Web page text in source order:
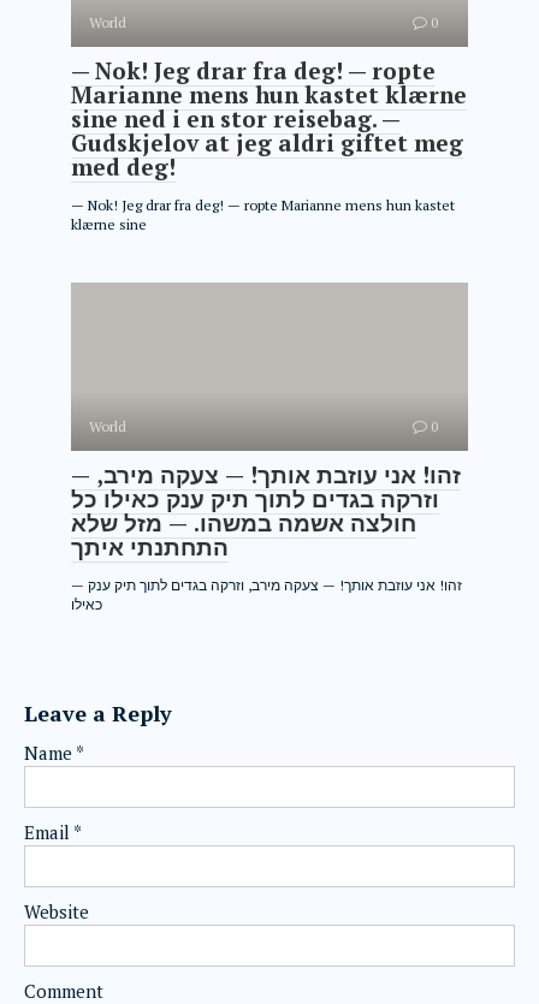
World 0
— Nok! Jeg drar fra deg! — ropte
Marianne mens hun kastet klærne
sine ned i en stor reisebag. —
Gudskjelov at jeg aldri giftet meg
med deg!
— Nok! Jeg drar fra deg! — ropte Marianne mens hun kastet
klærne sine
World 0
— זהו! אני עוזבת אותך! — צעקה מירב,
וזרקה בגדים לתוך תיק ענק כאילו כל
חולצה אשמה במשהו. — מזל שלא
התחתנתי איתך
— זהו! אני עוזבת אותך! — צעקה מירב, וזרקה בגדים לתוך תיק ענק
כאילו
Leave a Reply
Name *
Email *
Website
Comment